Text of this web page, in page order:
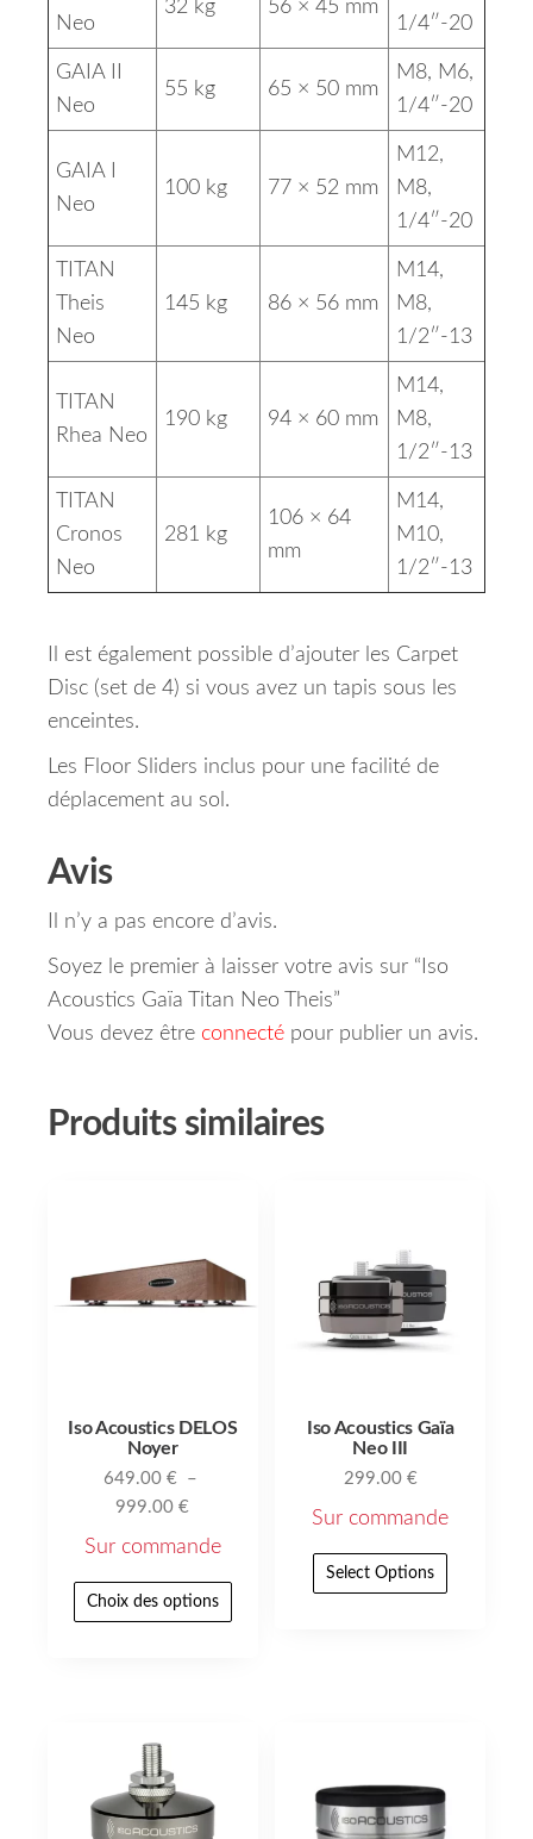
Neo
32 kg 56 × 45 mm
1/4″-20
GAIA II
Neo
55 kg 65 × 50 mm
M8, M6,
1/4″-20
GAIA I
Neo
100 kg 77 × 52 mm
M12,
M8,
1/4″-20
TITAN
Theis
Neo
145 kg 86 × 56 mm
M14,
M8,
1/2″-13
TITAN
Rhea Neo
190 kg 94 × 60 mm
M14,
M8,
1/2″-13
TITAN
Cronos
Neo
281 kg
106 × 64
mm
M14,
M10,
1/2″-13
Il est également possible d’ajouter les Carpet
Disc (set de 4) si vous avez un tapis sous les
enceintes.
Les Floor Sliders inclus pour une facilité de
déplacement au sol.
Avis
Il n’y a pas encore d’avis.
Soyez le premier à laisser votre avis sur “Iso
Acoustics Gaïa Titan Neo Theis”
Vous devez être connecté pour publier un avis.
Produits similaires
Iso Acoustics DELOS
Noyer
649.00 €
–
999.00€
Sur commande
Choix des options
Iso Acoustics Gaïa
Neo III
299.00 €
Sur commande
Select Options